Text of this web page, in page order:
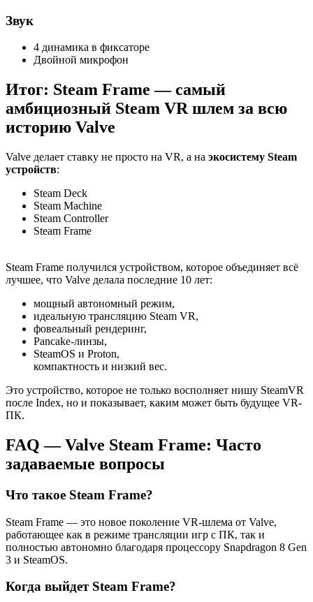
Звук
4 динамика в фиксаторе
Двойной микрофон
Итог: Steam Frame — самый
амбициозный Steam VR шлем за всю
историю Valve
Valve делает ставку не просто на VR, а на экосистему Steam
устройств:
Steam Deck
Steam Machine
Steam Controller
Steam Frame
Steam Frame получился устройством, которое объединяет всё
лучшее, что Valve делала последние 10 лет:
мощный автономный режим,
идеальную трансляцию Steam VR,
фовеальный рендеринг,
Pancake-линзы,
SteamOS и Proton,
компактность и низкий вес.
Это устройство, которое не только восполняет нишу SteamVR
после Index, но и показывает, каким может быть будущее VR-
ПК.
FAQ — Valve Steam Frame: Часто
задаваемые вопросы
Что такое Steam Frame?
Steam Frame — это новое поколение VR-шлема от Valve,
работающее как в режиме трансляции игр с ПК, так и
полностью автономно благодаря процессору Snapdragon 8 Gen
3 и SteamOS.
Когда выйдет Steam Frame?